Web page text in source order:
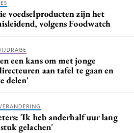
voedselproducten zijn het
volgens Foodwatch
een kans om met jonge
aan tafel te gaan en
delen'
'Ik heb anderhalf uur lang
gelachen'